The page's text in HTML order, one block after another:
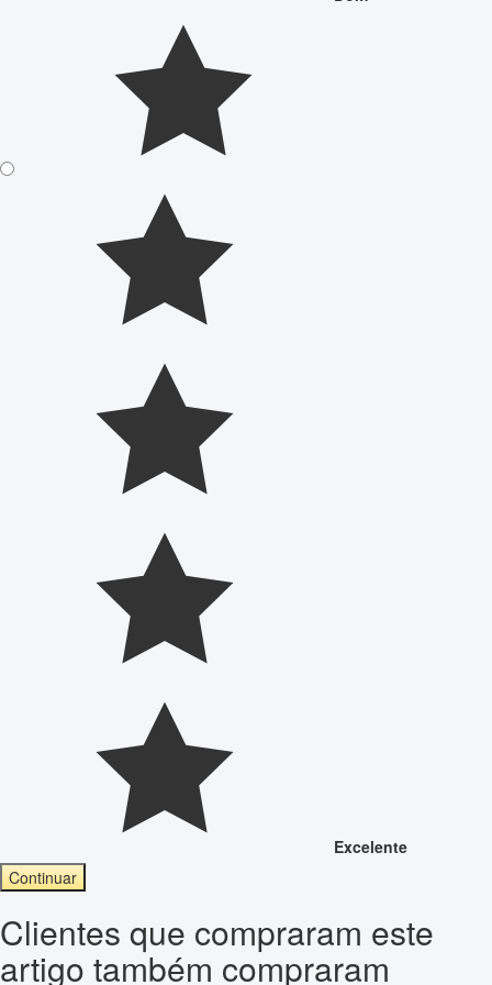
Excelente
Continuar
Clientes que compraram este
artigo também compraram